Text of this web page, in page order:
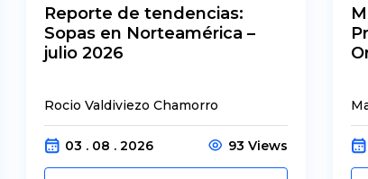
Reporte de tendencias:
Sopas en Norteamérica –
julio 2026
Rocio Valdiviezo Chamorro
03 . 08 . 2026 93 Views